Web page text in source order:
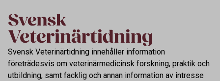
Svensk Veterinärtidning innehåller information
företrädesvis om veterinärmedicinsk forskning, praktik och
utbildning, samt facklig och annan information av intresse